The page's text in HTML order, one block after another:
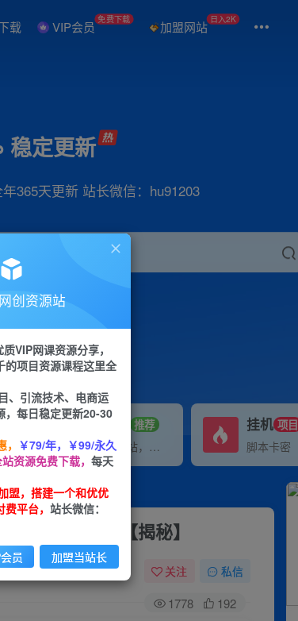
载 VIP会员 免费下载 加盟网站 日入2K
稳定更新
365天更新 站长微信：hu91203
小红书 短视频
招募站长 推荐
搭建同款网站，自己当老板
挂机 项目
脚本卡密
100%过原创【揭秘】
关注 私信
1778 192
创资源站
VIP网课资源分享，
的项目资源课程这里全
、引流技术、电商运
，每日稳定更新20-30
￥79/年，￥99/永久
资源免费下载， 每天
盟，搭建一个和优优
平台， 站长微信：
员 加盟当站长